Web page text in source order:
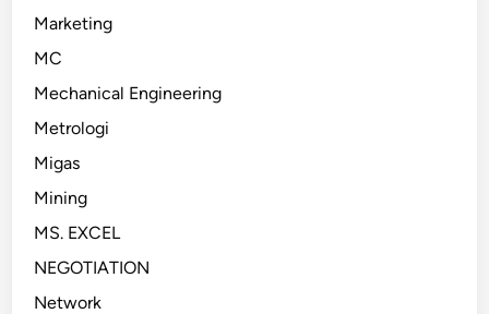
Marketing
MC
Mechanical Engineering
Metrologi
Migas
Mining
MS. EXCEL
NEGOTIATION
Network